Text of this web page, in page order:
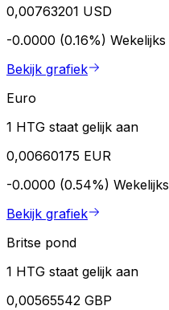
0,00763201 USD
-0.0000 (0.16%) Wekelijks
Bekijk grafiek
Euro
1 HTG staat gelijk aan
0,00660175 EUR
-0.0000 (0.54%) Wekelijks
Bekijk grafiek
Britse pond
1 HTG staat gelijk aan
0,00565542 GBP